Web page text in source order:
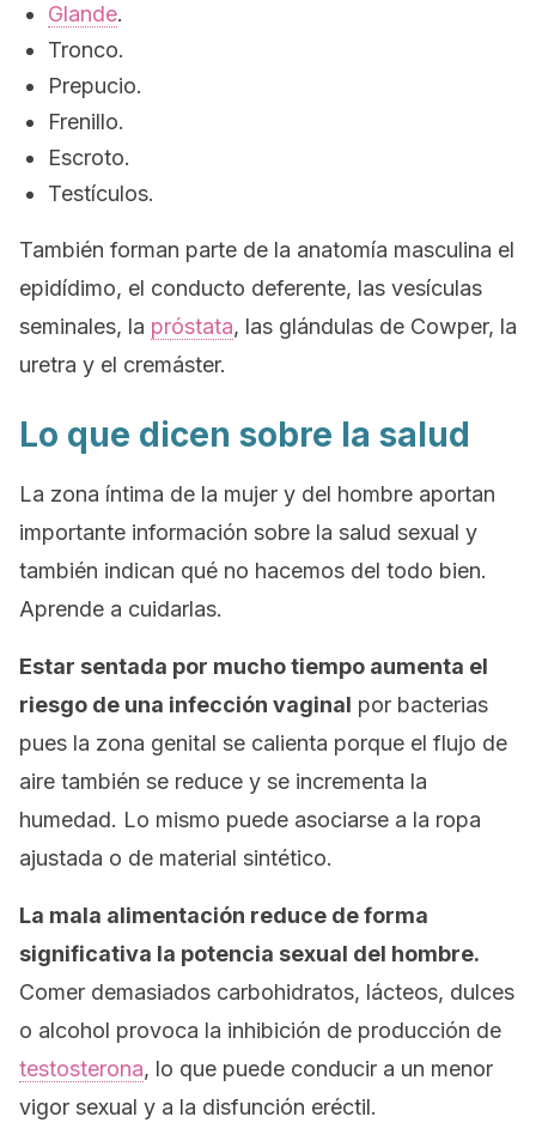
Glande.
Tronco.
Prepucio.
Frenillo.
Escroto.
Testículos.
También forman parte de la anatomía masculina el
epidídimo, el conducto deferente, las vesículas
seminales, la próstata, las glándulas de Cowper, la
uretra y el cremáster.
Lo que dicen sobre la salud
La zona íntima de la mujer y del hombre aportan
importante información sobre la salud sexual y
también indican qué no hacemos del todo bien.
Aprende a cuidarlas.
Estar sentada por mucho tiempo aumenta el
riesgo de una infección vaginal por bacterias
pues la zona genital se calienta porque el flujo de
aire también se reduce y se incrementa la
humedad. Lo mismo puede asociarse a la ropa
ajustada o de material sintético.
La mala alimentación reduce de forma
significativa la potencia sexual del hombre.
Comer demasiados carbohidratos, lácteos, dulces
o alcohol provoca la inhibición de producción de
testosterona, lo que puede conducir a un menor
vigor sexual y a la disfunción eréctil.